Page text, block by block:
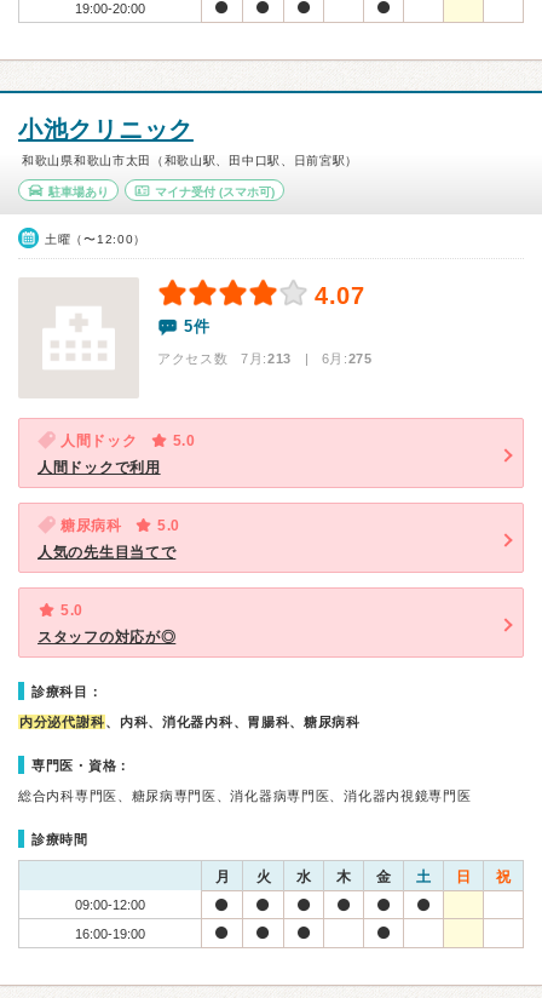
19:00-20:00
小池クリニック
和歌山県和歌山市太田（和歌山駅、田中口駅、日前宮駅）
駐車場あり マイナ受付(スマホ可)
土曜（〜12:00）
4.07
5件
アクセス数 7月:213 | 6月:275
人間ドック
5.0
人間ドックで利用
糖尿病科
5.0
人気の先生目当てで
5.0
スタッフの対応が◎
診療科目：
内分泌代謝科、内科、消化器内科、胃腸科、糖尿病科
専門医・資格：
総合内科専門医、糖尿病専門医、消化器病専門医、消化器内視鏡専門医
診療時間
月 火 水 木 金 土 日 祝
09:00-12:00
16:00-19:00